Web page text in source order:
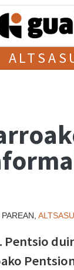
ALTSASU
Pentsio